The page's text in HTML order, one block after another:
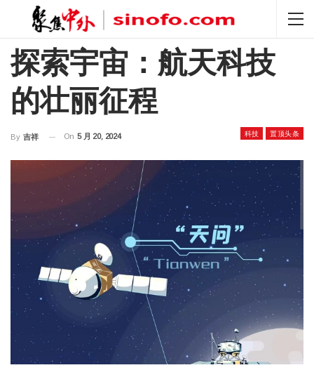
探索宇宙：航天科技
的壮丽征程
科技 置顶头条
By 吉祥 On 5 月 20, 2024